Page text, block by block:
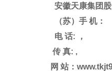
安徽天康集团
（苏）手 机：
电 话:
，
传 真: ,
网 站：